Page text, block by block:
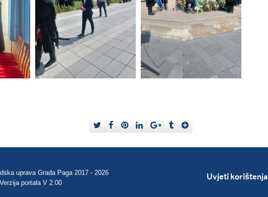
uprava Grada Paga 2017 - 2026
Verzija portala V 2.00
Uvjeti korištenja